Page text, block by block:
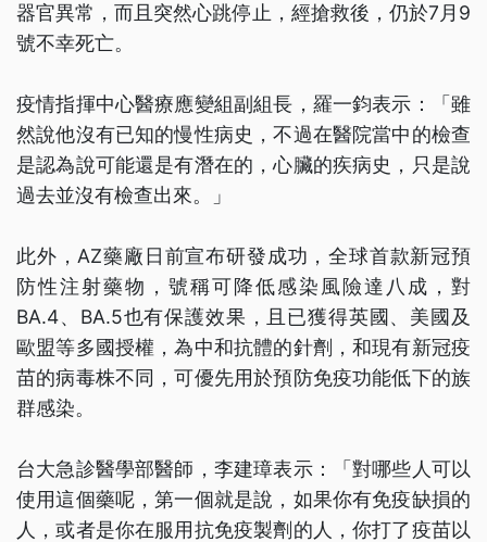
器官異常，而且突然心跳停止，經搶救後，仍於7月9
號不幸死亡。
疫情指揮中心醫療應變組副組長，羅一鈞表示：「雖
然說他沒有已知的慢性病史，不過在醫院當中的檢查
是認為說可能還是有潛在的，心臟的疾病史，只是說
過去並沒有檢查出來。」
此外，AZ藥廠日前宣布研發成功，全球首款新冠預
防性注射藥物，號稱可降低感染風險達八成，對
BA.4、BA.5也有保護效果，且已獲得英國、美國及
歐盟等多國授權，為中和抗體的針劑，和現有新冠疫
苗的病毒株不同，可優先用於預防免疫功能低下的族
群感染。
台大急診醫學部醫師，李建璋表示：「對哪些人可以
使用這個藥呢，第一個就是說，如果你有免疫缺損的
人，或者是你在服用抗免疫製劑的人，你打了疫苗以